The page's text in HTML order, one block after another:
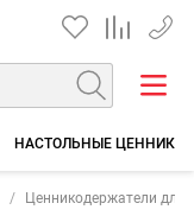
+7
НАСТОЛЬНЫЕ
Ценникодержатели для